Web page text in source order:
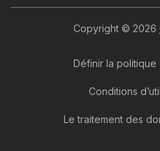
Copyright © 2026
Définir la
Conditions
Le traitement des